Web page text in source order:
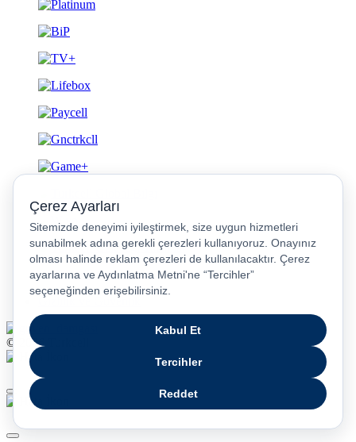
Gizlilik ve Güvenlik
© 2026 Turkcell